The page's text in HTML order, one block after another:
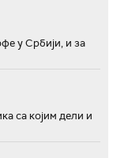
у Србији, и за
са којим дели и